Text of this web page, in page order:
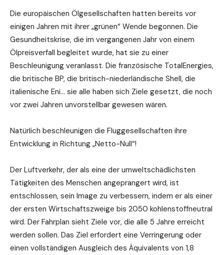
Die europäischen Ölgesellschaften hatten bereits vor
einigen Jahren mit ihrer „grünen“ Wende begonnen. Die
Gesundheitskrise, die im vergangenen Jahr von einem
Ölpreisverfall begleitet wurde, hat sie zu einer
Beschleunigung veranlasst. Die französische TotalEnergies,
die britische BP, die britisch-niederländische Shell, die
italienische Eni… sie alle haben sich Ziele gesetzt, die noch
vor zwei Jahren unvorstellbar gewesen wären.
Natürlich beschleunigen die Fluggesellschaften ihre
Entwicklung in Richtung „Netto-Null“!
Der Luftverkehr, der als eine der umweltschädlichsten
Tätigkeiten des Menschen angeprangert wird, ist
entschlossen, sein Image zu verbessern, indem er als einer
der ersten Wirtschaftszweige bis 2050 kohlenstoffneutral
wird. Der Fahrplan sieht Ziele vor, die alle 5 Jahre erreicht
werden sollen. Das Ziel erfordert eine Verringerung oder
einen vollständigen Ausgleich des Äquivalents von 1,8